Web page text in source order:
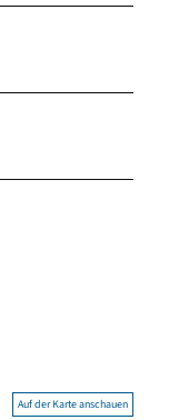
Auf der Karte anschauen